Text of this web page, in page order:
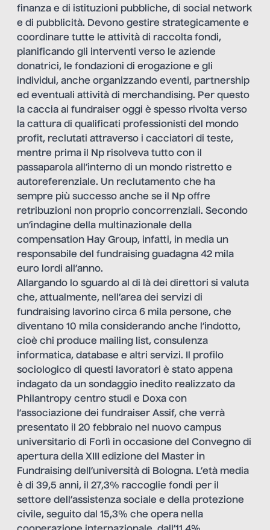
finanza e di istituzioni pubbliche, di social network
e di pubblicità. Devono gestire strategicamente e
coordinare tutte le attività di raccolta fondi,
pianificando gli interventi verso le aziende
donatrici, le fondazioni di erogazione e gli
individui, anche organizzando eventi, partnership
ed eventuali attività di merchandising. Per questo
la caccia ai fundraiser oggi è spesso rivolta verso
la cattura di qualificati professionisti del mondo
profit, reclutati attraverso i cacciatori di teste,
mentre prima il Np risolveva tutto con il
passaparola all’interno di un mondo ristretto e
autoreferenziale. Un reclutamento che ha
sempre più successo anche se il Np offre
retribuzioni non proprio concorrenziali. Secondo
un’indagine della multinazionale della
compensation Hay Group, infatti, in media un
responsabile del fundraising guadagna 42 mila
euro lordi all’anno.
Allargando lo sguardo al di là dei direttori si valuta
che, attualmente, nell’area dei servizi di
fundraising lavorino circa 6 mila persone, che
diventano 10 mila considerando anche l’indotto,
cioè chi produce mailing list, consulenza
informatica, database e altri servizi. Il profilo
sociologico di questi lavoratori è stato appena
indagato da un sondaggio inedito realizzato da
Philantropy centro studi e Doxa con
l’associazione dei fundraiser Assif, che verrà
presentato il 20 febbraio nel nuovo campus
universitario di Forlì in occasione del Convegno di
apertura della XIII edizione del Master in
Fundraising dell’università di Bologna. L’età media
è di 39,5 anni, il 27,3% raccoglie fondi per il
settore dell’assistenza sociale e della protezione
civile, seguito dal 15,3% che opera nella